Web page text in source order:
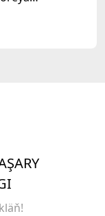
mejlisine